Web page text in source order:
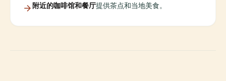
附近的咖啡馆和餐厅提供茶点和当地美食。